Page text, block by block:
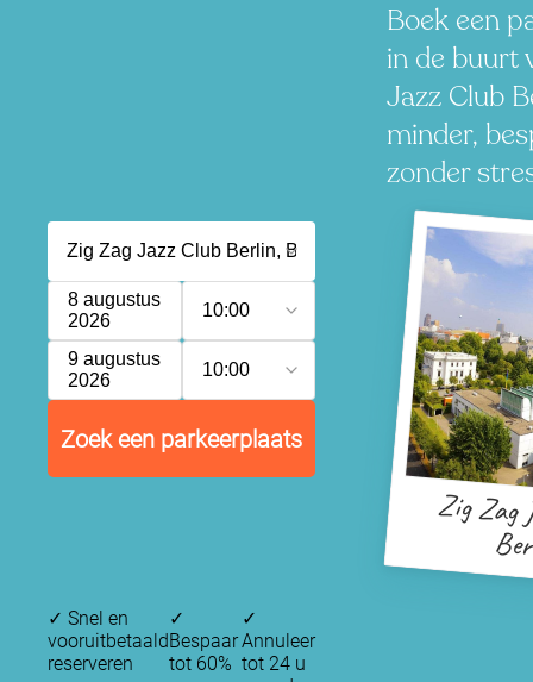
Boek een
in de buurt
Jazz Club
minder,
zonder
8 augustus
2026
10:00
9 augustus
2026
10:00
Zoek een parkeerplaats
Zig Zag
✓ Snel en
vooruitbetaald
reserveren
✓
Bespaar
tot 60%
✓
Annuleer
tot 24 u